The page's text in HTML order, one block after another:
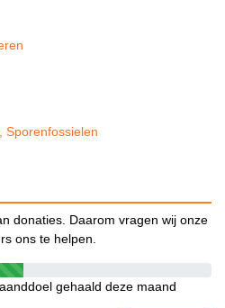
Sporenfossielen
donaties. Daarom vragen wij onze
ons te helpen.
gehaald deze maand